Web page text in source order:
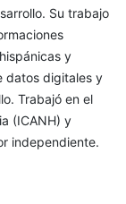
Su trabajo
y
datos digitales y
Trabajó en el
(ICANH) y
independiente.